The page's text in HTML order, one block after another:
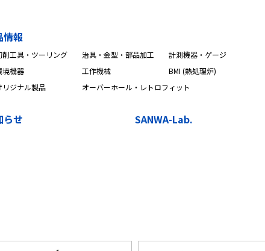
情報
削工具・ツーリング 治具・金型・部品加工
計測機器・ゲージ
境機器
工作機械
BMI (熱処理炉)
リジナル製品
オーバーホール・レトロフィット
らせ SANWA-Lab.